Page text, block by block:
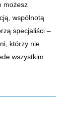
możesz
wspólnotą
specjaliści –
którzy nie
wszystkim